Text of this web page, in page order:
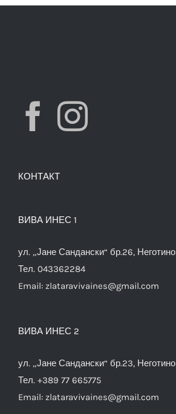
КОНТАКТ
ВИВА ИНЕС 1
ул. „Јане Сандански“ бр.26, Неготино
Тел. 043362284
Email: zlataravivaines@gmail.com
ВИВА ИНЕС 2
ул. „Јане Сандански“ бр.23, Неготино
Тел. +389 77 665775
Email: zlataravivaines@gmail.com